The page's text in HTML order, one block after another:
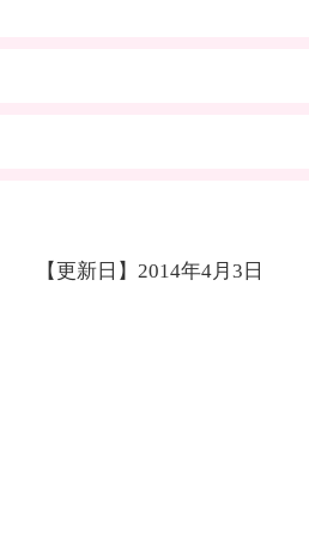
【更新日】 2014年4月3日